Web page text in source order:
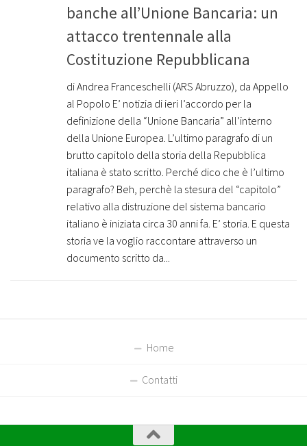
banche all’Unione Bancaria: un
attacco trentennale alla
Costituzione Repubblicana
di Andrea Franceschelli (ARS Abruzzo), da Appello
al Popolo E’ notizia di ieri l’accordo per la
definizione della “Unione Bancaria” all’interno
della Unione Europea. L’ultimo paragrafo di un
brutto capitolo della storia della Repubblica
italiana è stato scritto. Perché dico che è l’ultimo
paragrafo? Beh, perchè la stesura del “capitolo”
relativo alla distruzione del sistema bancario
italiano è iniziata circa 30 anni fa. E’ storia. E questa
storia ve la voglio raccontare attraverso un
documento scritto da...
Home
Contatti